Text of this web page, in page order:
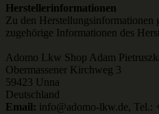
Herstellerinformationen
Zu den Herstellungsinformationen
zugehörige Informationen des
Adomo Lkw Shop Adam
Obermassener Kirchweg 3
59423 Unna
Deutschland
Email: info@adomo-lkw.de, Tel.: